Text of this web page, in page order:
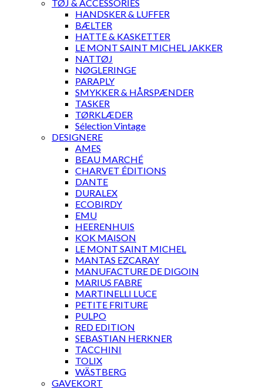
TØJ & ACCESSORIES
HANDSKER & LUFFER
BÆLTER
HATTE & KASKETTER
LE MONT SAINT MICHEL JAKKER
NATTØJ
NØGLERINGE
PARAPLY
SMYKKER & HÅRSPÆNDER
TASKER
TØRKLÆDER
Sélection Vintage
DESIGNERE
AMES
BEAU MARCHÉ
CHARVET ÉDITIONS
DANTE
DURALEX
ECOBIRDY
EMU
HEERENHUIS
KOK MAISON
LE MONT SAINT MICHEL
MANTAS EZCARAY
MANUFACTURE DE DIGOIN
MARIUS FABRE
MARTINELLI LUCE
PETITE FRITURE
PULPO
RED EDITION
SEBASTIAN HERKNER
TACCHINI
TOLIX
WÄSTBERG
GAVEKORT